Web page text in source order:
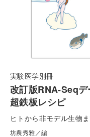
実験医学別冊
改訂版RNA-Seq
超鉄板レシピ
ヒトから非モデル生物
坊農秀雅／編